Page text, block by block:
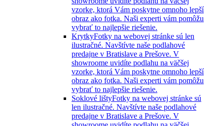
vzorke, ktorá Vám poskytne omnoho lepší
obraz ako fotka. Naši experti vám pomôžu
vybrať to najlepšie riešenie.
KrytkyFotky na webovej stránke sú len
ilustračné. Navštívte naše podlahové
predajne v Bratislave a Prešove. V
showroome uvidíte podlahu na väčšej
vzorke, ktorá Vám poskytne omnoho lepší
obraz ako fotka. Naši experti vám pomôžu
vybrať to najlepšie riešenie.
Soklové lištyFotky na webovej stránke sú
len ilustračné. Navštívte naše podlahové
predajne v Bratislave a Prešove. V